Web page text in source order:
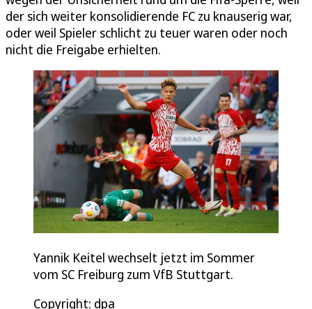
der sich weiter konsolidierende FC zu knauserig war,
oder weil Spieler schlicht zu teuer waren oder noch
nicht die Freigabe erhielten.
Yannik Keitel wechselt jetzt im Sommer
vom SC Freiburg zum VfB Stuttgart.
Copyright: dpa